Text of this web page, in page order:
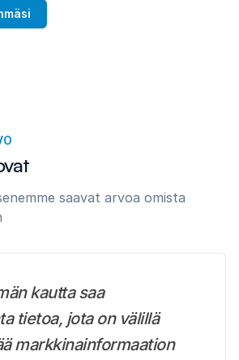
saavat arvoa omista
kautta saa
tietoa, jota on välillä
markkinainformaation